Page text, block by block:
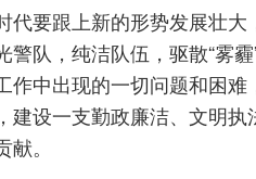
要跟上新的形势发展壮大
队，纯洁队伍，驱散“雾
作中出现的一切问题和困
建设一支勤政廉洁、文明
。